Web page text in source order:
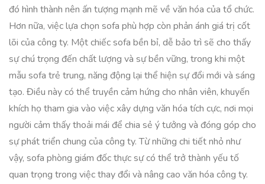
đó hình thành nên ấn tượng mạnh mẽ về văn hóa của tổ chức.
Hơn nữa, việc lựa chọn sofa phù hợp còn phản ánh giá trị cốt
lõi của công ty. Một chiếc sofa bền bỉ, dễ bảo trì sẽ cho thấy
sự chú trọng đến chất lượng và sự bền vững, trong khi một
mẫu sofa trẻ trung, năng động lại thể hiện sự đổi mới và sáng
tạo. Điều này có thể truyền cảm hứng cho nhân viên, khuyến
khích họ tham gia vào việc xây dựng văn hóa tích cực, nơi mọi
người cảm thấy thoải mái để chia sẻ ý tưởng và đóng góp cho
sự phát triển chung của công ty. Từ những chi tiết nhỏ như
vậy, sofa phòng giám đốc thực sự có thể trở thành yếu tố
quan trọng trong việc thay đổi và nâng cao văn hóa công ty.